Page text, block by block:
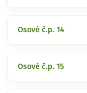
Osové č.p. 14
Osové č.p. 15